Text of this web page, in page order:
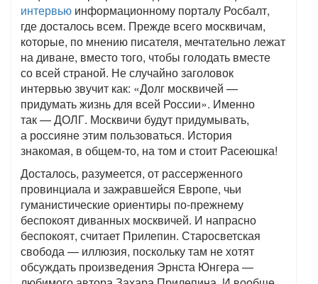
интервью информационному порталу Росбалт,
где досталось всем. Прежде всего москвичам,
которые, по мнению писателя, мечтательно лежат
на диване, вместо того, чтобы голодать вместе
со всей страной. Не случайно заголовок
интервью звучит как: «Долг москвичей —
придумать жизнь для всей России». Именно
так — ДОЛГ. Москвичи будут придумывать,
а россияне этим пользоваться. История
знакомая, в общем-то, на том и стоит Расеюшка!
Досталось, разумеется, от рассерженного
провинциала и зажравшейся Европе, чьи
гуманистические ориентиры по-прежнему
беспокоят диванных москвичей. И напрасно
беспокоят, считает Прилепин. Старосветская
свобода — иллюзия, поскольку там не хотят
обсуждать произведения Эрнста Юнгера —